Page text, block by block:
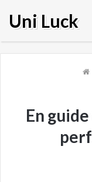
Uni Luck
En